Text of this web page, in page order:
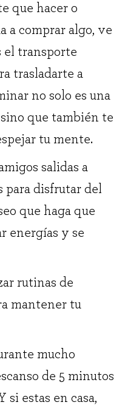
que hacer o
a comprar algo, ve
el transporte
trasladarte a
no solo es una
que también te
tu mente.
salidas a
para disfrutar del
que haga que
energías y se
rutinas de
mantener tu
mucho
de 5 minutos
si estas en casa,